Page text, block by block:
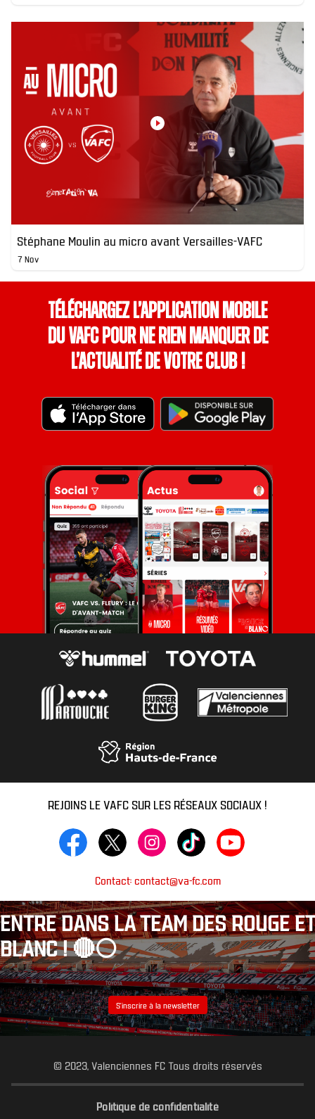
Stéphane Moulin au micro avant Versailles-VAFC
7 Nov
Téléchargez l’application mobile
du VAFC pour ne rien manquer de
l’actualité de votre club !
REJOINS LE VAFC SUR LES RÉSEAUX SOCIAUX !
Contact: contact@va-fc.com
ENTRE DANS LA TEAM DES ROUGE ET
BLANC ! 🔴⚪️
S’inscrire à la newsletter
© 2023, Valenciennes FC Tous droits réservés
Politique de confidentialité